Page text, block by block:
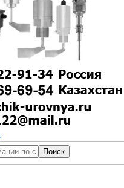
Поиск